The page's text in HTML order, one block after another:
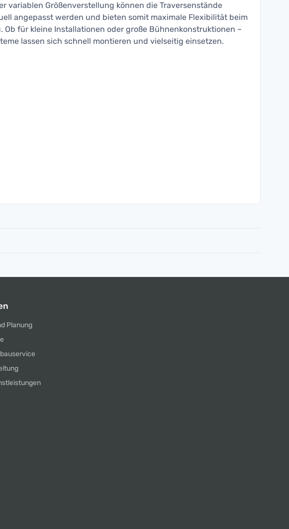
variablen Größenverstellung können die Traversenstände
angepasst werden und bieten somit maximale Flexibilität beim
Ob für kleine Installationen oder große Bühnenkonstruktionen –
lassen sich schnell montieren und vielseitig einsetzen.
Planung